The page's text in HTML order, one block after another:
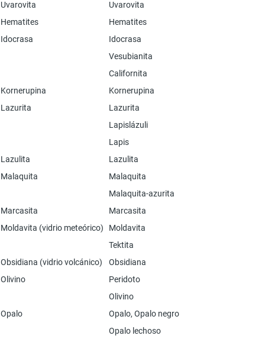
Uvarovita
Uvarovita
Hematites
Hematites
Idocrasa
Idocrasa
Vesubianita
Californita
Kornerupina
Kornerupina
Lazurita
Lazurita
Lapislázuli
Lapis
Lazulita
Lazulita
Malaquita
Malaquita
Malaquita-azurita
Marcasita
Marcasita
Moldavita (vidrio meteórico)
Moldavita
Tektita
Obsidiana (vidrio volcánico)
Obsidiana
Olivino
Peridoto
Olivino
Opalo
Opalo, Opalo negro
Opalo lechoso